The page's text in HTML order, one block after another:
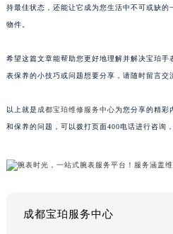
持最佳状态，还能让它成为您生活中不可或缺
物件。
希望这篇文章能帮助您更好地理解并解决宝珀手
表保养的小技巧或问题想要分享，请随时留言交
以上就是 成都宝珀维修服务中心为您分享的精彩
和保养的问题，可以拨打页面400电话进行咨询
成都宝珀服务中心